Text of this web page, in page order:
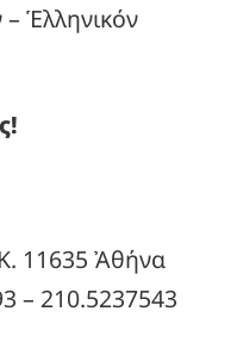
Ἑλληνικόν
11635 Ἀθήνα
– 210.5237543